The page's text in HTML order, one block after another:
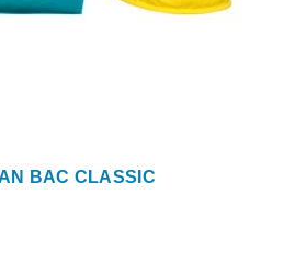
BAC CLASSIC